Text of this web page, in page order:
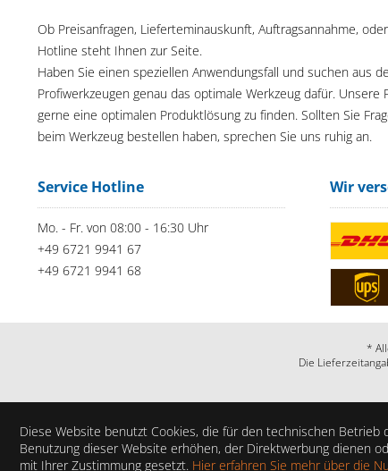
Ob Preisanfragen, Lieferteminauskunft, Auftragsannahme,
Hotline steht Ihnen zur Seite.
Haben Sie einen speziellen Anwendungsfall und suchen aus
Profiwerkzeugen genau das optimale Werkzeug dafür.
gerne eine optimalen Produktlösung zu finden. Sollten Sie
beim Werkzeug bestellen haben, sprechen Sie uns ruhig an.
Service Hotline
Mo. - Fr. von 08:00 - 16:30 Uhr
+49 6721 9941 67
+49 6721 9941 68
Wir
*
Die
Diese Website benutzt Cookies, die für den technischen
Benutzung dieser Website erhöhen, der Direktwerbung dienen
mit Ihrer Zustimmung gesetzt. Hier erfahren Sie mehr über die